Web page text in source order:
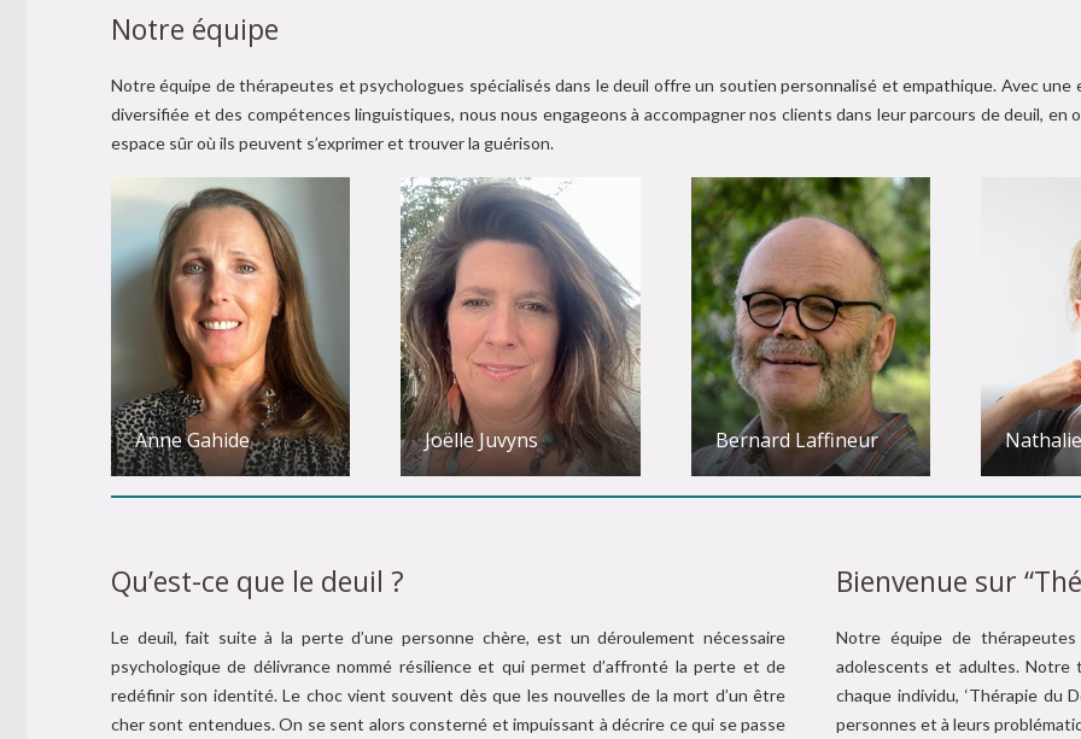
Notre équipe
Notre équipe de thérapeutes et psychologues spécialisés dans le deuil offre un soutien personnalisé et empathique. Avec une
diversifiée et des compétences linguistiques, nous nous engageons à accompagner nos clients dans leur parcours de deuil, en
espace sûr où ils peuvent s’exprimer et trouver la guérison.
Anne Gahide Joëlle Juvyns Bernard Laffineur
Qu’est-ce que le deuil ?
Le deuil, fait suite à la perte d’une personne chère, est un déroulement nécessaire
psychologique de délivrance nommé résilience et qui permet d’affronté la perte et de
redéfinir son identité. Le choc vient souvent dès que les nouvelles de la mort d’un être
cher sont entendues. On se sent alors consterné et impuissant à décrire ce qui se passe
Bienvenue sur
Notre équipe de
adolescents et adultes. Notre
chaque individu, ‘Thérapie du
personnes et à leurs